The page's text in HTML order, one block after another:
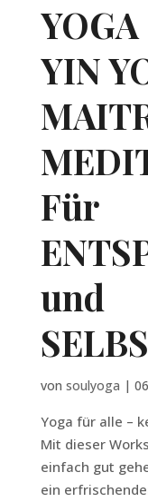
YIN
Für
und
von soulyoga |
Yoga für alle –
Mit dieser
einfach gut
ein